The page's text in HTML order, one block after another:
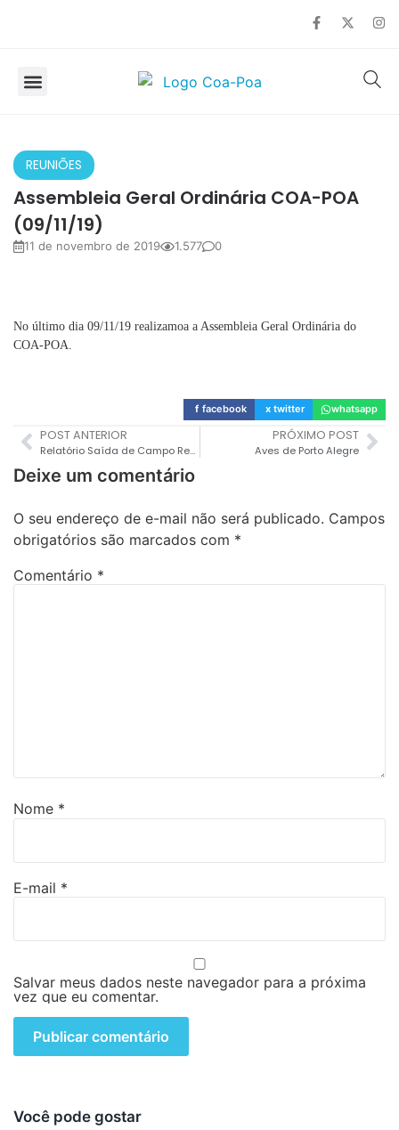
REUNIÕES
Assembleia Geral Ordinária COA-POA
(09/11/19)
11 de novembro de 2019 1.577 0
No último dia 09/11/19 realizamoa a Assembleia Geral Ordinária do
COA-POA.
f facebook x twitter whatsapp
POST ANTERIOR
Relatório Saída de Campo Reserva Biológica Estadual Mata Paludosa – 19/10/2019
PRÓXIMO POST
Aves de Porto Alegre
Deixe um comentário
O seu endereço de e-mail não será publicado. Campos
obrigatórios são marcados com *
Comentário *
Nome *
E-mail *
Salvar meus dados neste navegador para a próxima
vez que eu comentar.
Você pode gostar